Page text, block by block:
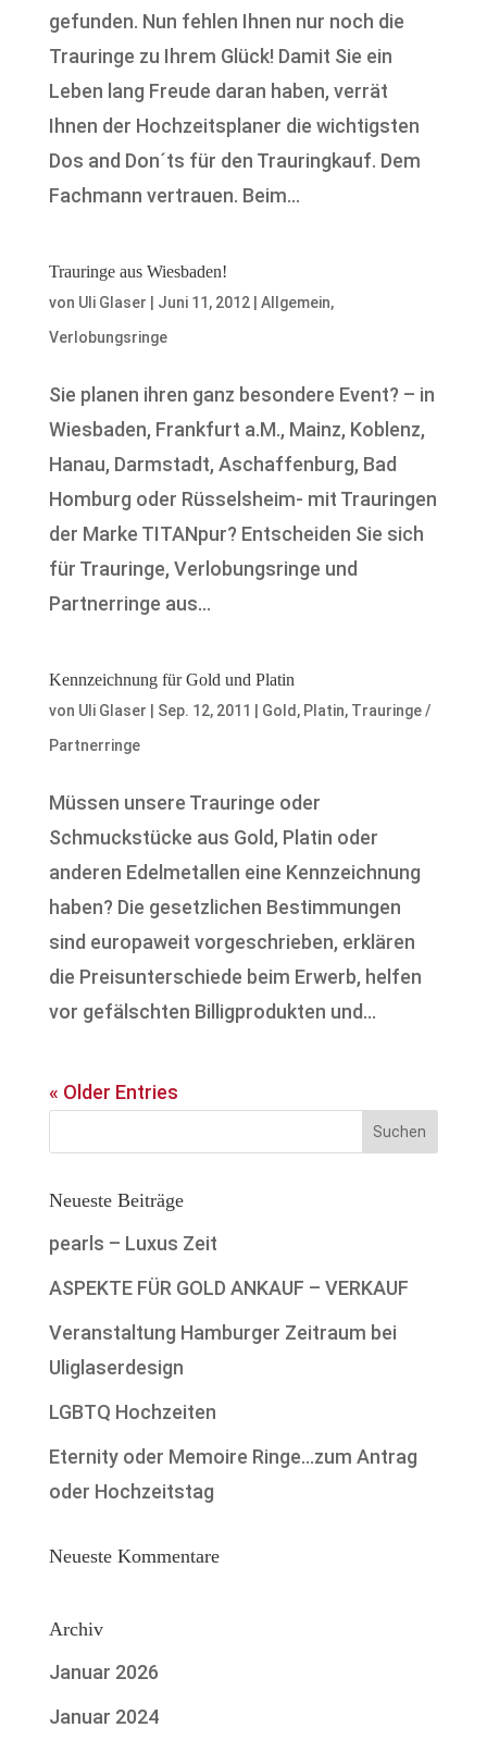
gefunden. Nun fehlen Ihnen nur noch die
Trauringe zu Ihrem Glück! Damit Sie ein
Leben lang Freude daran haben, verrät
Ihnen der Hochzeitsplaner die wichtigsten
Dos and Don´ts für den Trauringkauf. Dem
Fachmann vertrauen. Beim...
Trauringe aus Wiesbaden!
von Uli Glaser Juni 11, 2012| Allgemein,
Verlobungsringe
Sie planen ihren ganz besondere Event? – in
Wiesbaden, Frankfurt a.M., Mainz, Koblenz,
Hanau, Darmstadt, Aschaffenburg, Bad
Homburg oder Rüsselsheim- mit Trauringen
der Marke TITANpur? Entscheiden Sie sich
für Trauringe, Verlobungsringe und
Partnerringe aus...
Kennzeichnung für Gold und Platin
von Uli Glaser Sep. 12, 2011 Gold , Platin, Trauringe /
Partnerringe
Müssen unsere Trauringe oder
Schmuckstücke aus Gold, Platin oder
anderen Edelmetallen eine Kennzeichnung
haben? Die gesetzlichen Bestimmungen
sind europaweit vorgeschrieben, erklären
die Preisunterschiede beim Erwerb, helfen
vor gefälschten Billigprodukten und...
« Older Entries
Neueste Beiträge
pearls – Luxus Zeit
ASPEKTE FÜR GOLD ANKAUF – VERKAUF
Veranstaltung Hamburger Zeitraum bei
Uliglaserdesign
LGBTQ Hochzeiten
Eternity oder Memoire Ringe…zum Antrag
oder Hochzeitstag
Neueste Kommentare
Archiv
Januar 2026
Januar 2024